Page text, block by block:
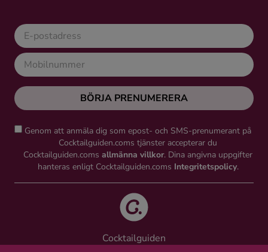
BÖRJA PRENUMERERA
Genom att anmäla dig som epost- och SMS-prenumerant på
Cocktailguiden.coms tjänster accepterar du
Cocktailguiden.coms allmänna villkor. Dina angivna uppgifter
hanteras enligt Cocktailguiden.coms Integritetspolicy.
Cocktailguiden